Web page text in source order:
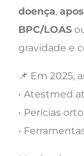
doença,
BPC/LOAS
gravidade e
📌 Em 2025,
• Atestmed
• Perícias
•